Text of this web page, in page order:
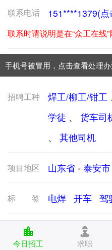
联系电话 151****1379(
联系时请说明是在“众工在线
手机号被冒用，点击查看处理办
防骗常识：学会这些不上当？
招聘工种 焊工/柳工/钳工
学徒 、 货车司
、 其他司机
项目地区 山东省 - 泰安市
标签 电焊 开车 驾
招工说明
泰山区速恒物流园
招聘9.6米的高栏
今日招工 求职